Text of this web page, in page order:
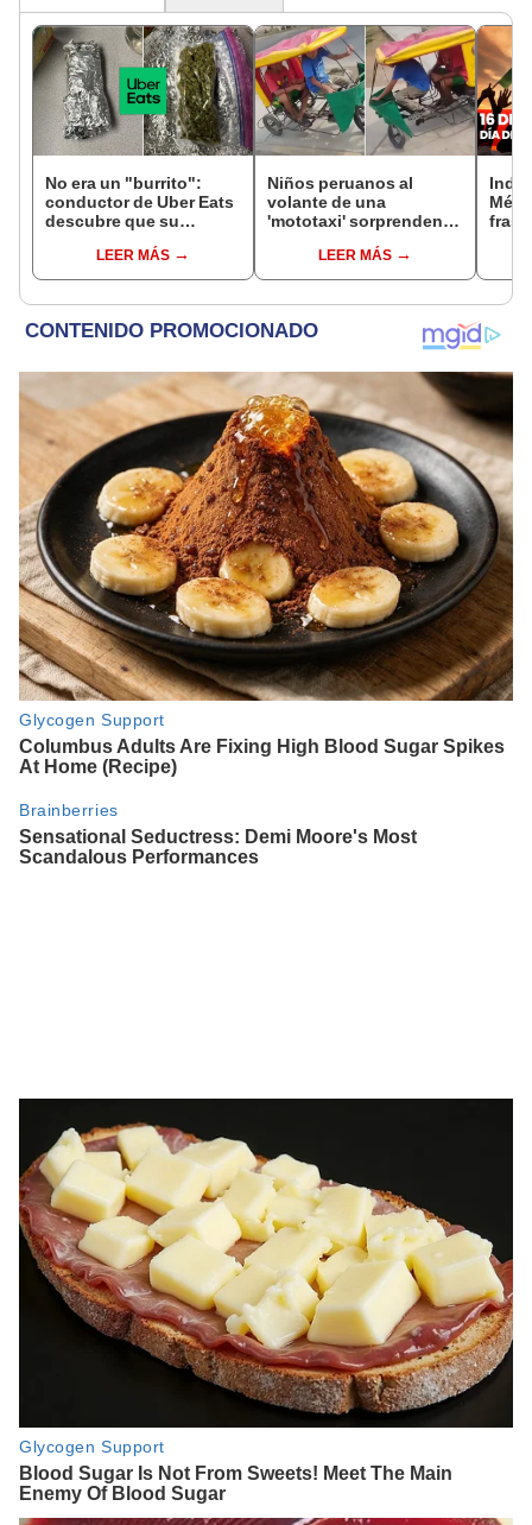
No era un "burrito":
conductor de Uber Eats
descubre que su
disfrazadaLEER MÁS
Niños peruanos al
volante de una
'mototaxi' sorprenden
céntimos”LEER MÁS